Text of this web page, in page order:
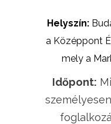
Helyszín:
a Középpont
mely a
Időpont: